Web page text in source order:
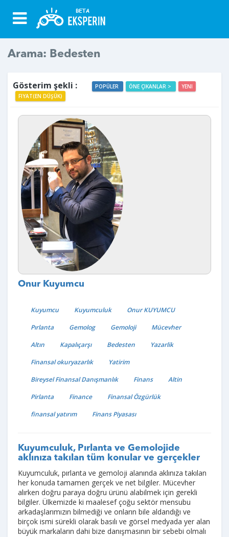
Arama: Bedesten
Gösterim şekli : POPÜLER ÖNE ÇIKANLAR >
YENI
FIYAT(EN DÜŞÜK)
Onur Kuyumcu
Kuyumcu Kuyumculuk
Onur KUYUMCU
Pırlanta
Gemolog Gemoloji
Mücevher
Altın
Kapalıçarşı Bedesten
Yazarlik
Finansal okuryazarlık
Yatirim
Bireysel Finansal Danışmanlık
Finans
Altin
Pirlanta
Finance
Finansal Özgürlük
finansal yatırım
Finans Piyasası
Kuyumculuk, Pırlanta ve Gemolojide
aklınıza takılan tüm konular ve gerçekler
Kuyumculuk, pırlanta ve gemoloji alanında aklınıza takılan
her konuda tamamen gerçek ve net bilgiler. Mücevher
alırken doğru paraya doğru ürünü alabilmek için gerekli
bilgiler. Ülkemizde ki maalesef çoğu sektör mensubu
arkadaşlarımızın bilmediği ve onların bile aldandığı ve
birçok ismi sürekli olarak basılı ve görsel medyada yer alan
büyük markaların dahi bize danışmasının bir sebebi olmalı